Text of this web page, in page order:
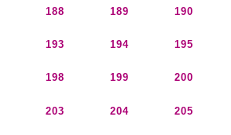
188 189 190
193 194 195
198 199 200
203 204 205